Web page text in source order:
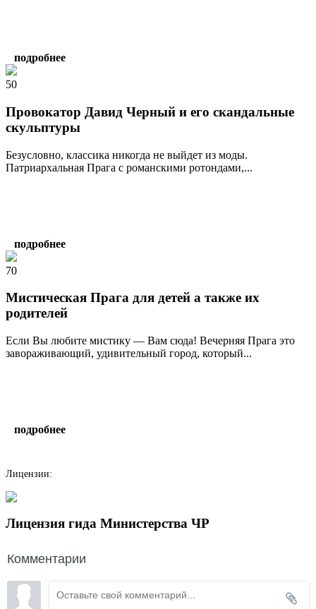
подробнее
50
Провокатор Давид Черный и его скандальные
скульптуры
Безусловно, классика никогда не выйдет из моды.
Патриархальная Прага с романскими ротондами,...
подробнее
70
Мистическая Прага для детей а также их
родителей
Если Вы любите мистику — Вам сюда! Вечерняя Прага это
завораживающий, удивительный город, который...
подробнее
Лицензии:
Лицензия гида Министерства ЧР
Комментарии